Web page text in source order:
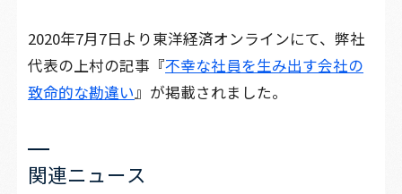
2020年7月7日より東洋経済オンラインにて、弊社
代表の上村の記事『不幸な社員を生み出す会社の
致命的な勘違い』が掲載されました。
関連ニュース